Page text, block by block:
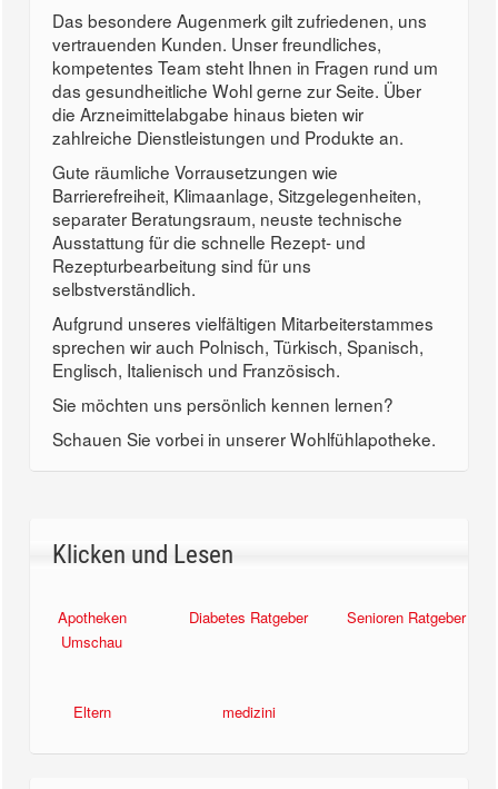
Das besondere Augenmerk gilt zufriedenen, uns
vertrauenden Kunden. Unser freundliches,
kompetentes Team steht Ihnen in Fragen rund um
das gesundheitliche Wohl gerne zur Seite. Über
die Arzneimittelabgabe hinaus bieten wir
zahlreiche Dienstleistungen und Produkte an.
Gute räumliche Vorrausetzungen wie
Barrierefreiheit, Klimaanlage, Sitzgelegenheiten,
separater Beratungsraum, neuste technische
Ausstattung für die schnelle Rezept- und
Rezepturbearbeitung sind für uns
selbstverständlich.
Aufgrund unseres vielfältigen Mitarbeiterstammes
sprechen wir auch Polnisch, Türkisch, Spanisch,
Englisch, Italienisch und Französisch.
Sie möchten uns persönlich kennen lernen?
Schauen Sie vorbei in unserer Wohlfühlapotheke.
Klicken und Lesen
Apotheken
Umschau
Diabetes Ratgeber Senioren Ratgeber
Eltern medizini